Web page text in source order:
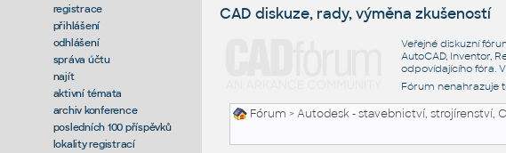
registrace
přihlášení
odhlášení
správa účtu
najít
aktivní témata
archiv konference
posledních 100 příspěvků
lokality registrací
CAD diskuze, rady, výměna zkušeností
Veřejné diskuzní
AutoCAD, Inventor,
odpovídajícího fóra.
Fórum nenahrazuje
Fórum >Autodesk - stavebnictví, strojírenství,